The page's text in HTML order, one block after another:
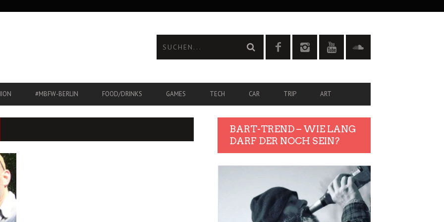
#MBFW-BERLIN FOOD/DRINKS GAMES TECH CAR TRIP ART
BART-TREND – WIE LANG
DARF DER NOCH SEIN?